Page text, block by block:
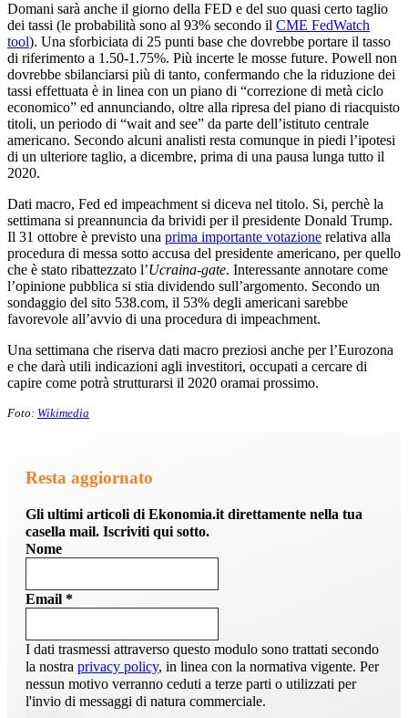
Domani sarà anche il giorno della FED e del suo quasi certo taglio
dei tassi (le probabilità sono al 93% secondo il CME FedWatch
tool). Una sforbiciata di 25 punti base che dovrebbe portare il tasso
di riferimento a 1.50-1.75%. Più incerte le mosse future. Powell non
dovrebbe sbilanciarsi più di tanto, confermando che la riduzione dei
tassi effettuata è in linea con un piano di “correzione di metà ciclo
economico” ed annunciando, oltre alla ripresa del piano di riacquisto
titoli, un periodo di “wait and see” da parte dell’istituto centrale
americano. Secondo alcuni analisti resta comunque in piedi l’ipotesi
di un ulteriore taglio, a dicembre, prima di una pausa lunga tutto il
2020.
Dati macro, Fed ed impeachment si diceva nel titolo. Si, perchè la
settimana si preannuncia da brividi per il presidente Donald Trump.
Il 31 ottobre è previsto una prima importante votazione relativa alla
procedura di messa sotto accusa del presidente americano, per quello
che è stato ribattezzato l’Ucraina-gate. Interessante annotare come
l’opinione pubblica si stia dividendo sull’argomento. Secondo un
sondaggio del sito 538.com, il 53% degli americani sarebbe
favorevole all’avvio di una procedura di impeachment.
Una settimana che riserva dati macro preziosi anche per l’Eurozona
e che darà utili indicazioni agli investitori, occupati a cercare di
capire come potrà strutturarsi il 2020 oramai prossimo.
Foto: Wikimedia
Resta aggiornato
Gli ultimi articoli di Ekonomia.it direttamente nella tua
casella mail. Iscriviti qui sotto.
Nome
Email *
I dati trasmessi attraverso questo modulo sono trattati secondo
la nostra privacy policy, in linea con la normativa vigente. Per
nessun motivo verranno ceduti a terze parti o utilizzati per
l'invio di messaggi di natura commerciale.